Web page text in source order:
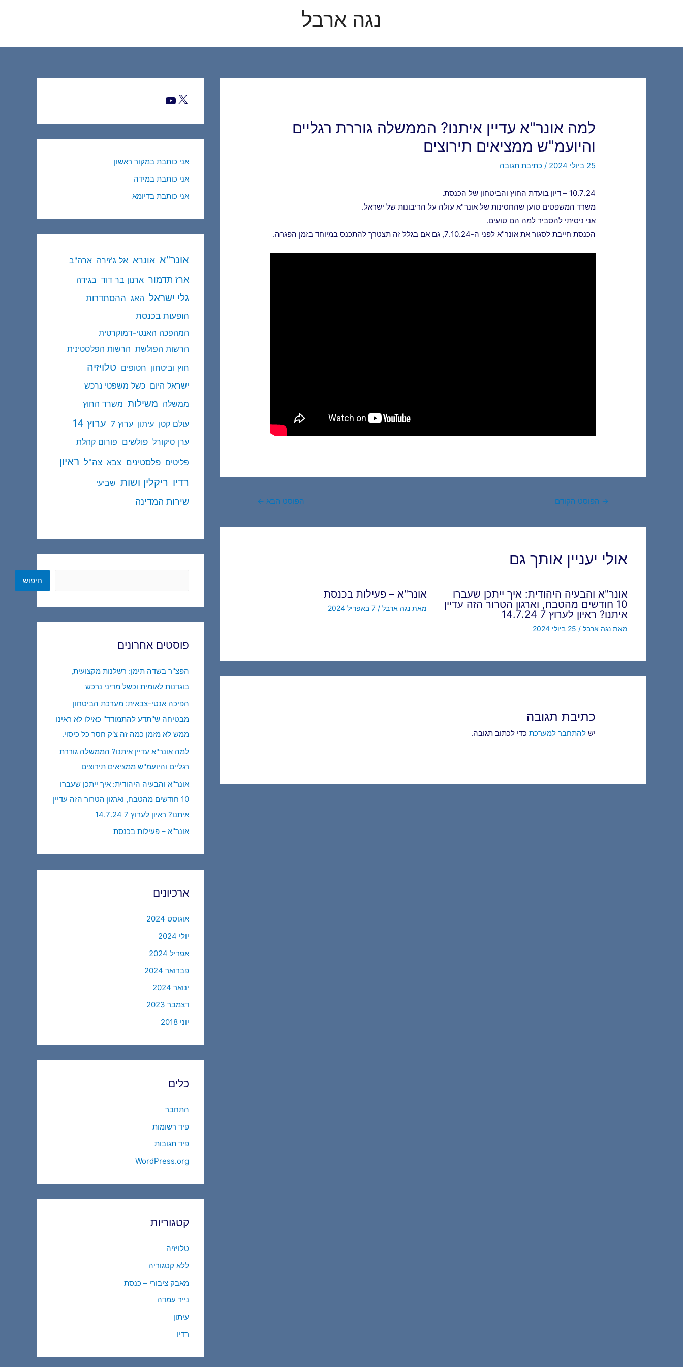
נגה ארבל
למה אונר"א עדיין איתנו? הממשלה גוררת רגליים
והיועמ"ש ממציאים תירוצים
25 ביולי 2024 / כתיבת תגובה
10.7.24 – דיון בועדת החוץ והביטחון של הכנסת.
משרד המשפטים טוען שהחסינות של אונר"א עולה על הריבונות של ישראל.
אני ניסיתי להסביר למה הם טועים.
הכנסת חייבת לסגור את אונר"א לפני ה-7.10.24, גם אם בגלל זה תצטרך להתכנס במיוחד בזמן הפגרה.
Post
→ הפוסט הקודם הפוסט הבא ←
אולי יעניין אותך גם
אונר"א והבעיה היהודית: איך ייתכן שעברו
10 חודשים מהטבח, וארגון הטרור הזה עדיין
איתנו? ראיון לערוץ 7 14.7.24
מאתנגה ארבל/ 25 ביולי 2024
אונר"א – פעילות בכנסת
מאתנגה ארבל/7 באפריל 2024
כתיבת תגובה
ישלהתחבר למערכת כדי לכתוב תגובה.
אני כותבת במקור ראשון
אני כותבת במידה
אני כותבת בדיומא
אונר"א אונרא אל ג'זירה ארה"ב
ארז תדמור ארנון בר דוד בגידה
גלי ישראל האג ההסתדרות
הופעות בכנסת
המהפכה האנטי-דמוקרטית
הרשות הפולשת הרשות הפלסטינית
חוץ וביטחון חטופים טלויזיה
ישראל היום כשל משפטי נרכש
ממשלה משילות משרד החוץ
עולם קטן עיתון ערוץ 7 ערוץ 14
ערן סיקורל פולשים פורום קהלת
פליטים פלסטינים צבא צה"ל ראיון
רדיו ריקלין ושות שביעי
שירות המדינה
חיפוש
פוסטים אחרונים
הפצ"ר בשדה תימן: רשלנות מקצועית,
בוגדנות לאומית וכשל מדיני נרכש
הפיכה אנטי-צבאית: מערכת הביטחון
מבטיחה ש"תדע להתמודד" כאילו לא ראינו
ממש לא מזמן כמה זה צ'ק חסר כל כיסוי.
למה אונר"א עדיין איתנו? הממשלה גוררת
רגליים והיועמ"ש ממציאים תירוצים
אונר"א והבעיה היהודית: איך ייתכן שעברו
10 חודשים מהטבח, וארגון הטרור הזה עדיין
איתנו? ראיון לערוץ 7 14.7.24
אונר"א – פעילות בכנסת
ארכיונים
אוגוסט 2024
יולי 2024
אפריל 2024
פברואר 2024
ינואר 2024
דצמבר 2023
יוני 2018
כלים
התחבר
פיד רשומות
פיד תגובות
WordPress.org
קטגוריות
טלויזיה
ללא קטגוריה
מאבק ציבורי – כנסת
נייר עמדה
עיתון
רדיו